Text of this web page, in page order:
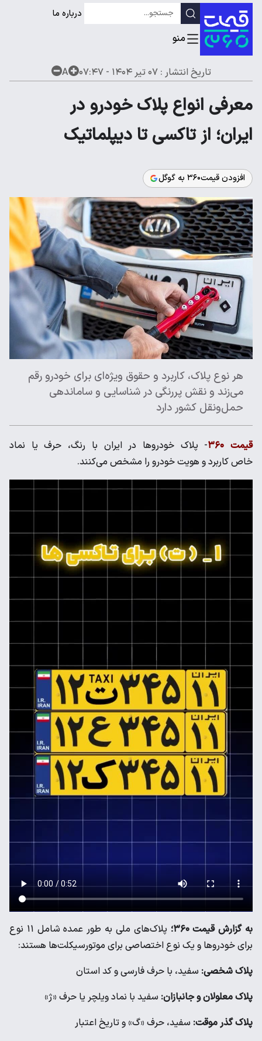
درباره ما
تاریخ انتشار :۰۷ تیر ۱۴۰۴ - ۰۷:۴۷ A
معرفی انواع پلاک خودرو در
ایران؛ از تاکسی تا دیپلماتیک
افزودن قیمت۳۶۰ به گوگل
هر نوع پلاک، کاربرد و حقوق ویژه‌ای برای خودرو رقم
می‌زند و نقش پررنگی در شناسایی و ساماندهی
حمل‌ونقل کشور دارد
قیمت ۳۶۰
- پلاک خودروها در ایران با رنگ، حرف یا نماد
خاص کاربرد و هویت خودرو را مشخص می‌کنند.
به گزارش قیمت ۳۶۰؛
پلاک‌های ملی به طور عمده شامل ۱۱ نوع
برای خودروها و یک نوع اختصاصی برای موتورسیکلت‌ها هستند:
پلاک شخصی: سفید، با حرف فارسی و کد استان
پلاک معلولان و جانبازان: سفید با نماد ویلچر یا حرف «ژ»
پلاک گذر موقت: سفید، حرف «گ» و تاریخ اعتبار